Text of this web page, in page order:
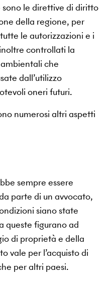
le direttive di diritto
della regione, per
le autorizzazioni e i
controllati la
che
dall’utilizzo
oneri futuri.
numerosi altri aspetti
sempre essere
parte di un avvocato,
siano state
queste figurano ad
di proprietà e della
vale per l’acquisto di
per altri paesi.